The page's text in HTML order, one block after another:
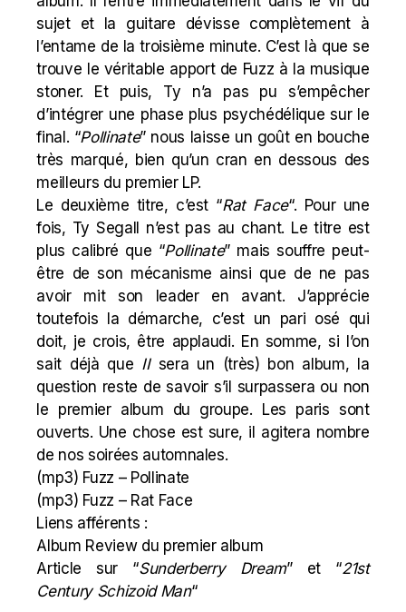
sujet et la guitare dévisse complètement à
l’entame de la troisième minute. C’est là que se
trouve le véritable apport de Fuzz à la musique
stoner. Et puis, Ty n’a pas pu s’empêcher
d’intégrer une phase plus psychédélique sur le
final. “Pollinate” nous laisse un goût en bouche
très marqué, bien qu’un cran en dessous des
meilleurs du premier LP.
Le deuxième titre, c’est “Rat Face“. Pour une
fois, Ty Segall n’est pas au chant. Le titre est
plus calibré que “Pollinate” mais souffre peut-
être de son mécanisme ainsi que de ne pas
avoir mit son leader en avant. J’apprécie
toutefois la démarche, c’est un pari osé qui
doit, je crois, être applaudi. En somme, si l’on
sait déjà que II sera un (très) bon album, la
question reste de savoir s’il surpassera ou non
le premier album du groupe. Les paris sont
ouverts. Une chose est sure, il agitera nombre
de nos soirées automnales.
(mp3) Fuzz – Pollinate
(mp3) Fuzz – Rat Face
Liens afférents :
Album Review du premier album
Article sur “Sunderberry Dream” et “21st
Century Schizoid Man“